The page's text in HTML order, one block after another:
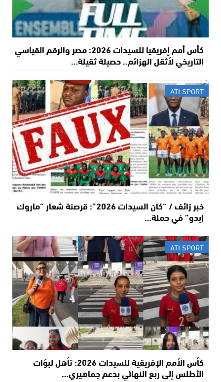
كأس أمم إفريقيا للسيدات 2026: مصر والرقم القياسي
التاريخي لأثقل الهزائم.. حصيلة ثقيلة…
ATI SPORT
خبر زائف / “كان السيدات 2026”: قرصنة شعار “ماروك
إبدو” في حملة…
ATI SPORT
كَأس الأمم الإفريقية للسيدات 2026: تأهل لبؤات
الأطلس إلى ربع النهائي بدعم جماهيري…